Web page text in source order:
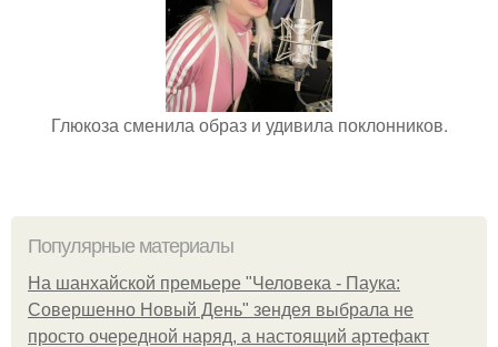
Глюкоза сменила образ и удивила поклонников.
Популярные материалы
На шанхайской премьере "Человека - Паука:
Совершенно Новый День" зендея выбрала не
просто очередной наряд, а настоящий артефакт